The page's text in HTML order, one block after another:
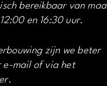
bereikbaar van
en 16:30 uur.
zijn we beter
e-mail of via het